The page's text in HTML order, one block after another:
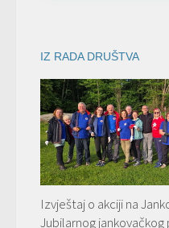
IZ RADA DRUŠTVA
Izvještaj o akciji na
Jubilarnog jankovačkog